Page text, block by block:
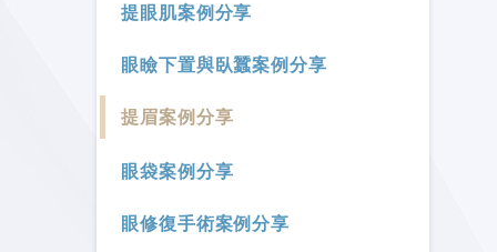
提眼肌案例分享
眼瞼下置與臥蠶案例分享
提眉案例分享
眼袋案例分享
眼修復手術案例分享